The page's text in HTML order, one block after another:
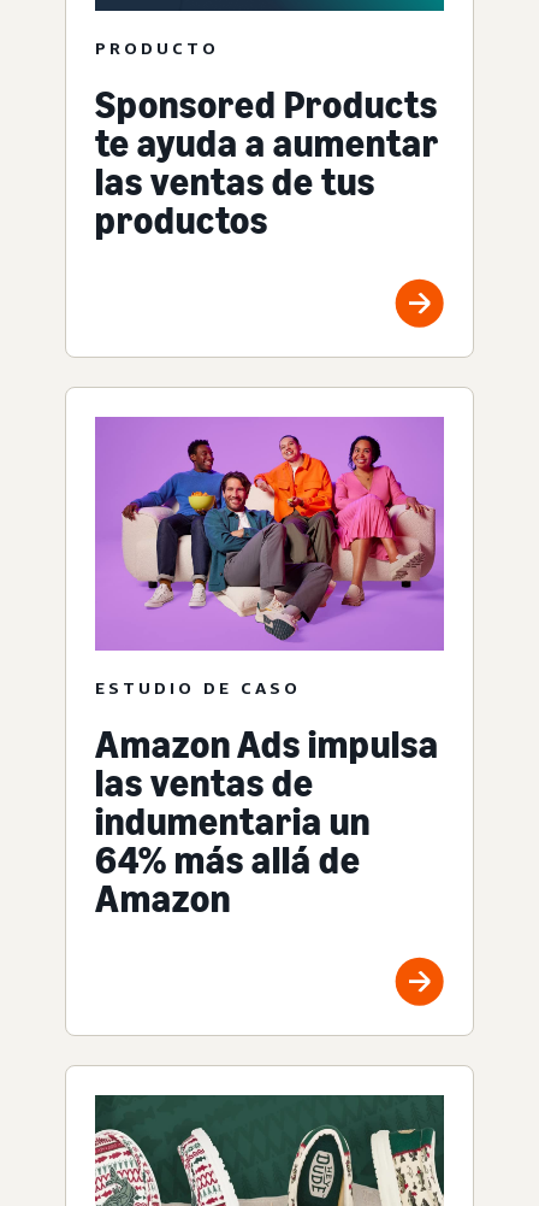
PRODUCTO
Sponsored Products
te ayuda a aumentar
las ventas de tus
productos
ESTUDIO DE CASO
Amazon Ads impulsa
las ventas de
indumentaria un
64% más allá de
Amazon